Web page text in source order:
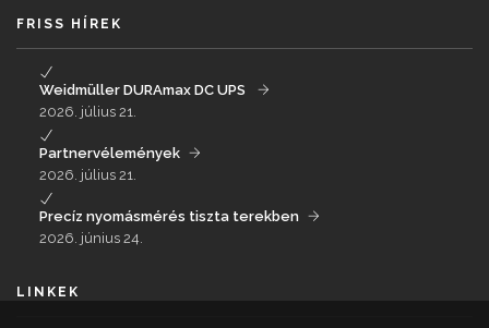
FRISS HÍREK
Weidmüller DURAmax DC UPS
2026. július 21.
Partnervélemények
2026. július 21.
Precíz nyomásmérés tiszta terekben
2026. június 24.
LINKEK